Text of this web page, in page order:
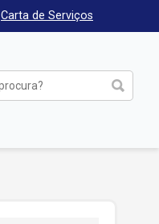
Carta de Serviços